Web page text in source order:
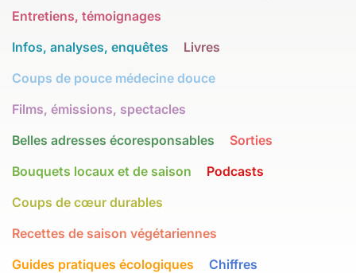
Entretiens, témoignages
Infos, analyses, enquêtes
Livres
Coups de pouce médecine douce
Films, émissions, spectacles
Belles adresses écoresponsables
Sorties
Bouquets locaux et de saison
Podcasts
Coups de cœur durables
Recettes de saison végétariennes
Guides pratiques écologiques
Chiffres